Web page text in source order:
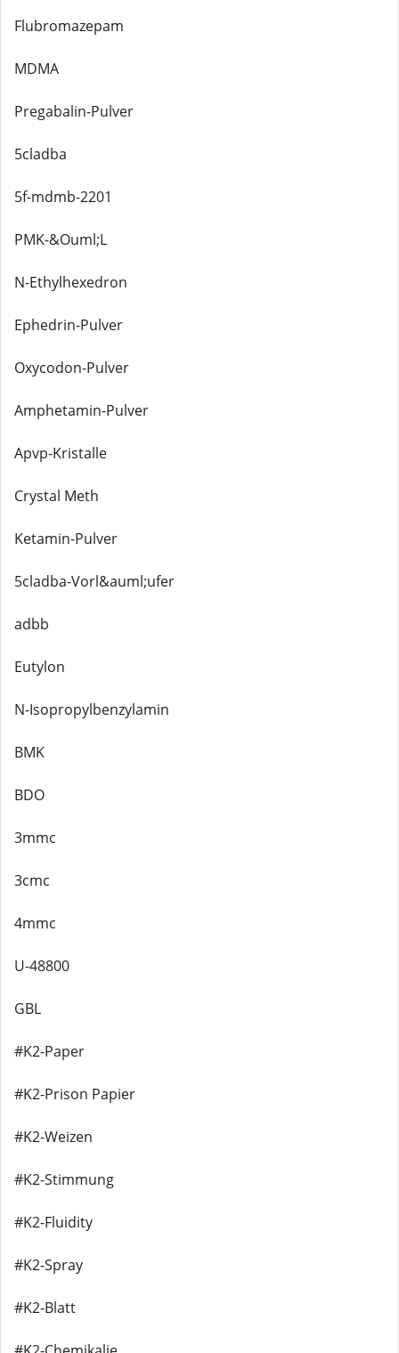
Flubromazepam
MDMA
Pregabalin-Pulver
5cladba
5f-mdmb-2201
PMK-&Ouml;L
N-Ethylhexedron
Ephedrin-Pulver
Oxycodon-Pulver
Amphetamin-Pulver
Apvp-Kristalle
Crystal Meth
Ketamin-Pulver
5cladba-Vorl&auml;ufer
adbb
Eutylon
N-Isopropylbenzylamin
BMK
BDO
3mmc
3cmc
4mmc
U-48800
GBL
#K2-Paper
#K2-Prison Papier
#K2-Weizen
#K2-Stimmung
#K2-Fluidity
#K2-Spray
#K2-Blatt